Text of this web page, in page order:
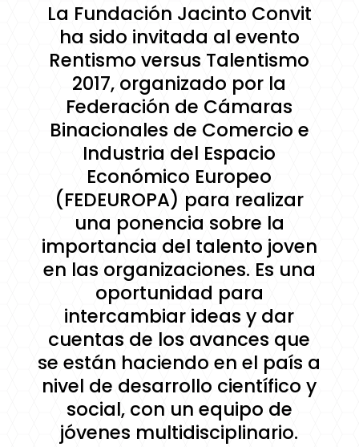
La Fundación Jacinto Convit
ha sido invitada al evento
Rentismo versus Talentismo
2017, organizado por la
Federación de Cámaras
Binacionales de Comercio e
Industria del Espacio
Económico Europeo
(FEDEUROPA) para realizar
una ponencia sobre la
importancia del talento joven
en las organizaciones. Es una
oportunidad para
intercambiar ideas y dar
cuentas de los avances que
se están haciendo en el país a
nivel de desarrollo científico y
social, con un equipo de
jóvenes multidisciplinario.